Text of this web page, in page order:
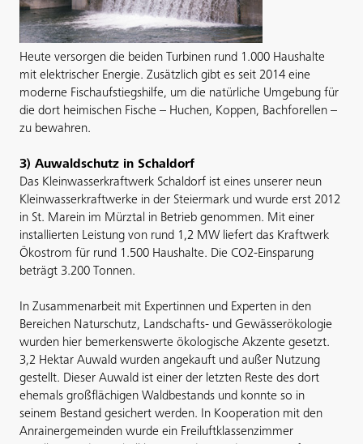
Heute versorgen die beiden Turbinen rund 1.000 Haushalte
mit elektrischer Energie. Zusätzlich gibt es seit 2014 eine
moderne Fischaufstiegshilfe, um die natürliche Umgebung für
die dort heimischen Fische – Huchen, Koppen, Bachforellen –
zu bewahren.
3) Auwaldschutz in Schaldorf
Das Kleinwasserkraftwerk Schaldorf ist eines unserer neun
Kleinwasserkraftwerke in der Steiermark und wurde erst 2012
in St. Marein im Mürztal in Betrieb genommen. Mit einer
installierten Leistung von rund 1,2 MW liefert das Kraftwerk
Ökostrom für rund 1.500 Haushalte. Die CO2-Einsparung
beträgt 3.200 Tonnen.
In Zusammenarbeit mit Expertinnen und Experten in den
Bereichen Naturschutz, Landschafts- und Gewässerökologie
wurden hier bemerkenswerte ökologische Akzente gesetzt.
3,2 Hektar Auwald wurden angekauft und außer Nutzung
gestellt. Dieser Auwald ist einer der letzten Reste des dort
ehemals großflächigen Waldbestands und konnte so in
seinem Bestand gesichert werden. In Kooperation mit den
Anrainergemeinden wurde ein Freiluftklassenzimmer